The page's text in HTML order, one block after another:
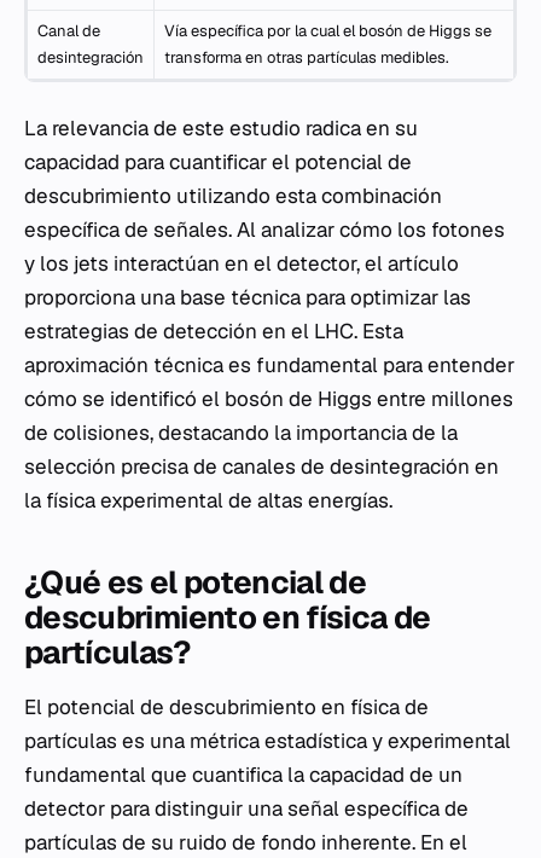
Canal de
desintegración
Vía específica por la cual el bosón de Higgs se
transforma en otras partículas medibles.
La relevancia de este estudio radica en su
capacidad para cuantificar el potencial de
descubrimiento utilizando esta combinación
específica de señales. Al analizar cómo los fotones
y los jets interactúan en el detector, el artículo
proporciona una base técnica para optimizar las
estrategias de detección en el LHC. Esta
aproximación técnica es fundamental para entender
cómo se identificó el bosón de Higgs entre millones
de colisiones, destacando la importancia de la
selección precisa de canales de desintegración en
la física experimental de altas energías.
¿Qué es el potencial de
descubrimiento en física de
partículas?
El potencial de descubrimiento en física de
partículas es una métrica estadística y experimental
fundamental que cuantifica la capacidad de un
detector para distinguir una señal específica de
partículas de su ruido de fondo inherente. En el